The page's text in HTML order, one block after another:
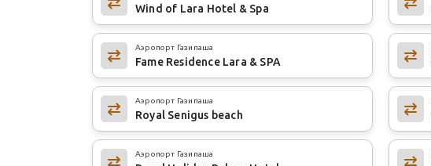
Wind of Lara Hotel & Spa
Аэропорт Газипаша
Fame Residence Lara & SPA
Аэропорт Газипаша
Royal Senigus beach
Аэропорт Газипаша